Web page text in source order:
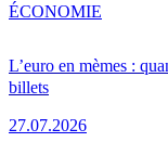
L’euro en mèmes :
billets
27.07.2026
ÉCONOMIE